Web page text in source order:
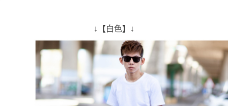
↓【白色】↓